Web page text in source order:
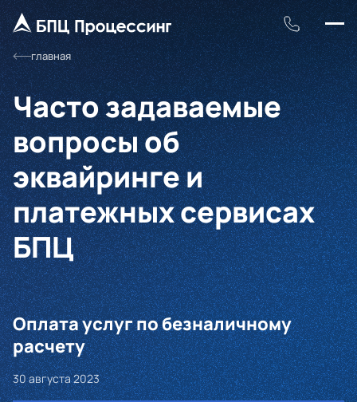
главная
Часто задаваемые
вопросы об
эквайринге и
платежных сервисах
БПЦ
Оплата услуг по безналичному
расчету
30 августа 2023